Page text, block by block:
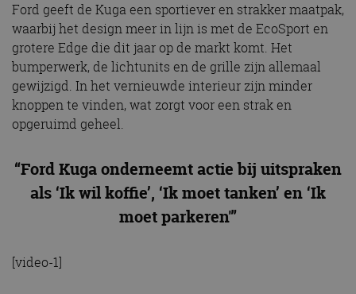
Ford geeft de Kuga een sportiever en strakker maatpak,
waarbij het design meer in lijn is met de EcoSport en
grotere Edge die dit jaar op de markt komt. Het
bumperwerk, de lichtunits en de grille zijn allemaal
gewijzigd. In het vernieuwde interieur zijn minder
knoppen te vinden, wat zorgt voor een strak en
opgeruimd geheel.
“Ford Kuga onderneemt actie bij uitspraken
als ‘Ik wil koffie’, ‘Ik moet tanken’ en ‘Ik
moet parkeren'”
[video-1]